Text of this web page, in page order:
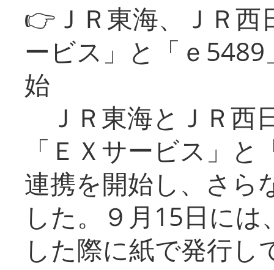
👉ＪＲ東海、ＪＲ
ービス」と「ｅ
始
ＪＲ東海とＪＲ西
「ＥＸサービス」
連携を開始し、さら
した。９月15日に
した際に紙で発行し